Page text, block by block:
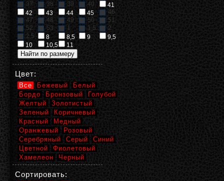
37
38 39 40
41
42
43 44 45
46
47
48 49 50
51
52
53 1 1,5
2
2,5
8 8,5 9
9,5
10
10,5 11
Цвет:
Все Бежевый
Белый
Бордо
Бронзовый
Голубой
Желтый
Золотистый
Зеленый
Коричневый
Красный
Медный
Оранжевый
Розовый
Серебряный
Серый
Синий
Цветной
Фиолетовый
Хамелеон
Черный
Сортировать: